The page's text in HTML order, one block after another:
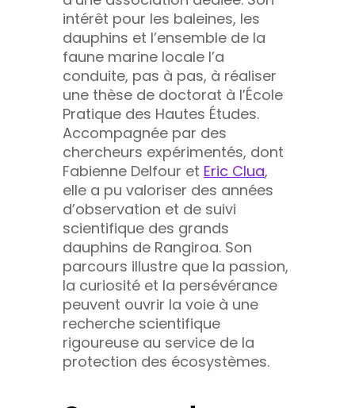
intérêt pour les baleines, les
dauphins et l’ensemble de la
faune marine locale l’a
conduite, pas à pas, à réaliser
une thèse de doctorat à l’École
Pratique des Hautes Études.
Accompagnée par des
chercheurs expérimentés, dont
Fabienne Delfour et Eric Clua,
elle a pu valoriser des années
d’observation et de suivi
scientifique des grands
dauphins de Rangiroa. Son
parcours illustre que la passion,
la curiosité et la persévérance
peuvent ouvrir la voie à une
recherche scientifique
rigoureuse au service de la
protection des écosystèmes.